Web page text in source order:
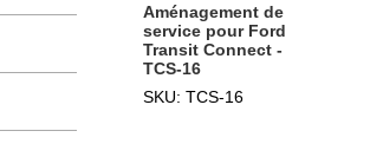
Aménagement de
service pour Ford
Transit Connect -
TCS-16
SKU: TCS-16